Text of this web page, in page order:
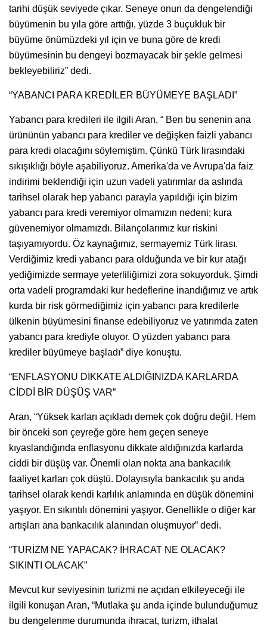
tarihi düşük seviyede çıkar. Seneye onun da dengelendiği
büyümenin bu yıla göre arttığı, yüzde 3 buçukluk bir
büyüme önümüzdeki yıl için ve buna göre de kredi
büyümesinin bu dengeyi bozmayacak bir şekle gelmesi
bekleyebiliriz” dedi.
“YABANCI PARA KREDİLER BÜYÜMEYE BAŞLADI”
Yabancı para kredileri ile ilgili Aran, “ Ben bu senenin ana
ürününün yabancı para krediler ve değişken faizli yabancı
para kredi olacağını söylemiştim. Çünkü Türk lirasındaki
sıkışıklığı böyle aşabiliyoruz. Amerika'da ve Avrupa'da faiz
indirimi beklendiği için uzun vadeli yatırımlar da aslında
tarihsel olarak hep yabancı parayla yapıldığı için bizim
yabancı para kredi veremiyor olmamızın nedeni; kura
güvenemiyor olmamızdı. Bilançolarımız kur riskini
taşıyamıyordu. Öz kaynağımız, sermayemiz Türk lirası.
Verdiğimiz kredi yabancı para olduğunda ve bir kur atağı
yediğimizde sermaye yeterliliğimizi zora sokuyorduk. Şimdi
orta vadeli programdaki kur hedeflerine inandığımız ve artık
kurda bir risk görmediğimiz için yabancı para kredilerle
ülkenin büyümesini finanse edebiliyoruz ve yatırımda zaten
yabancı para krediyle oluyor. O yüzden yabancı para
krediler büyümeye başladı” diye konuştu.
“ENFLASYONU DİKKATE ALDIĞINIZDA KARLARDA
CİDDİ BİR DÜŞÜŞ VAR”
Aran, “Yüksek karları açıkladı demek çok doğru değil. Hem
bir önceki son çeyreğe göre hem geçen seneye
kıyaslandığında enflasyonu dikkate aldığınızda karlarda
ciddi bir düşüş var. Önemli olan nokta ana bankacılık
faaliyet karları çok düştü. Dolayısıyla bankacılık şu anda
tarihsel olarak kendi karlılık anlamında en düşük dönemini
yaşıyor. En sıkıntılı dönemini yaşıyor. Genellikle o diğer kar
artışları ana bankacılık alanından oluşmuyor” dedi.
“TURİZM NE YAPACAK? İHRACAT NE OLACAK?
SIKINTI OLACAK”
Mevcut kur seviyesinin turizmi ne açıdan etkileyeceği ile
ilgili konuşan Aran, “Mutlaka şu anda içinde bulunduğumuz
bu dengelenme durumunda ihracat, turizm, ithalat